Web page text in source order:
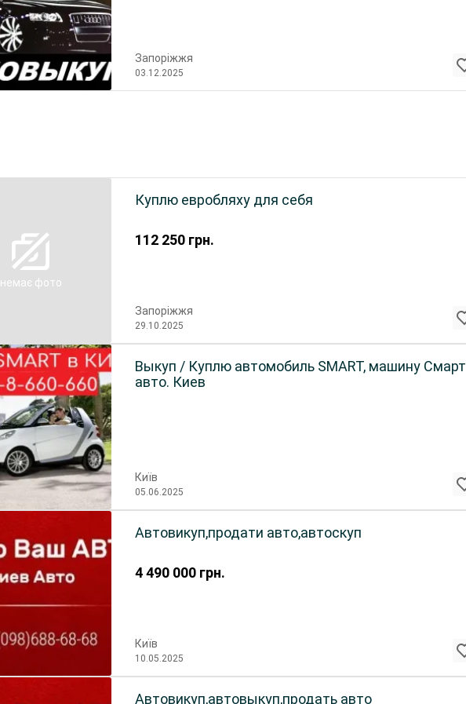
Запоріжжя
03.12.2025
немає фото
112 250 грн.
Куплю евробляху для себя
Запоріжжя
29.10.2025
Выкуп / Куплю автомобиль SMART, машину Смарт
авто. Киев
Київ
05.06.2025
4 490 000 грн.
Автовикуп,продати авто,автоскуп
Київ
10.05.2025
Автовикуп,автовыкуп,продать авто